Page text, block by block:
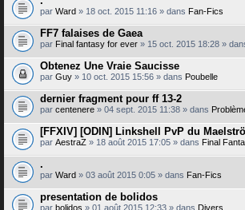
par Ward » 18 oct. 2015 11:16 » dans Fan-Fics
FF7 falaises de Gaea
par Final fantasy for ever » 15 oct. 2015 18:28 »
Obtenez Une Vraie Saucisse
par Guy » 10 oct. 2015 15:56 » dans Poubelle
dernier fragment pour ff 13-2
par centenere » 04 sept. 2015 11:38 » dans
[FFXIV] [ODIN] Linkshell PvP du
par AestraZ » 18 août 2015 17:05 » dans Final
.
par Ward » 03 août 2015 0:05 » dans Fan-Fics
presentation de bolidos
par bolidos » 01 août 2015 12:33 » dans Divers